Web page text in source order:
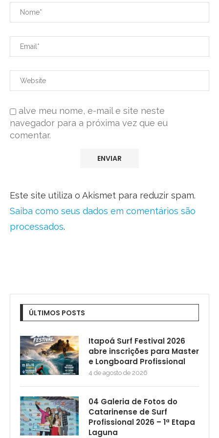
alve meu nome, e-mail e site neste
navegador para a próxima vez que eu
comentar.
Este site utiliza o Akismet para reduzir spam.
Saiba como seus dados em comentários são
processados.
ÚLTIMOS POSTS
Itapoá Surf Festival 2026
abre inscrições para Master
e Longboard Profissional
4 de agosto de 2026
04 Galeria de Fotos do
Catarinense de Surf
Profissional 2026 – 1ª Etapa
Laguna